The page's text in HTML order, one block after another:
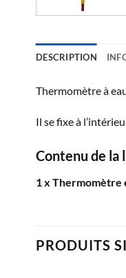
DESCRIPTION
Thermomètre à
Il se fixe à
Contenu de la
1 x Thermomètre
PRODUITS